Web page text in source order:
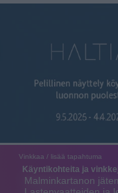
Vinkkaa / lisää tapahtuma
Käyntikohteita ja
Malminkartanon